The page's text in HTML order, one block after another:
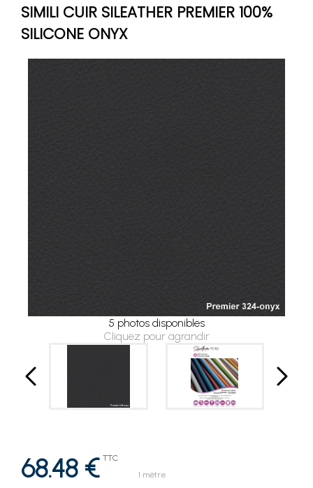
SIMILI CUIR SILEATHER PREMIER 100%
SILICONE ONYX
5 photos disponibles
Cliquez pour agrandir
68.48 € TTC
1 mètre